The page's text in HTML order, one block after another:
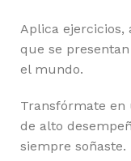
Aplica ejercicios,
que se
el mundo.
Transfórmate en
de alto
siempre soñaste.